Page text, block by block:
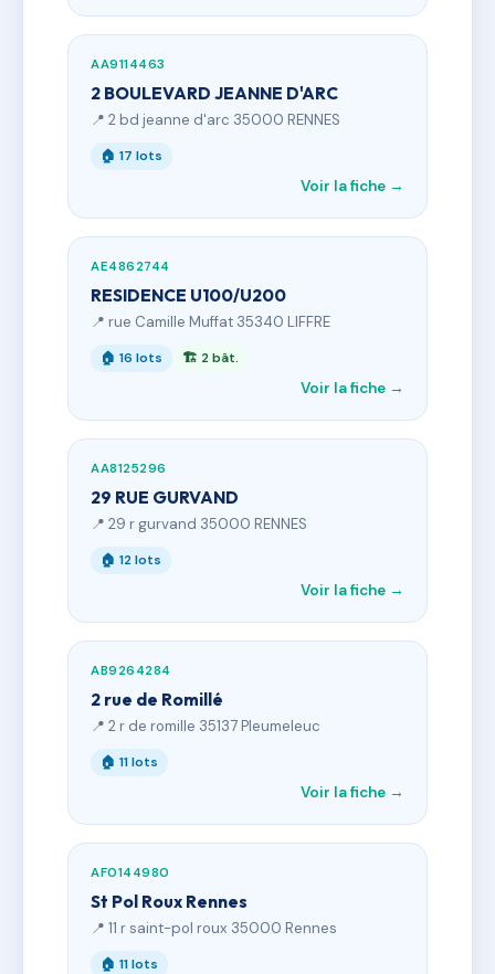
AA9114463
2 BOULEVARD JEANNE D'ARC
📍 2 bd jeanne d'arc 35000 RENNES
🏠 17 lots
Voir la fiche →
AE4862744
RESIDENCE U100/U200
📍 rue Camille Muffat 35340 LIFFRE
🏠 16 lots 🏗 2 bât.
Voir la fiche →
AA8125296
29 RUE GURVAND
📍 29 r gurvand 35000 RENNES
🏠 12 lots
Voir la fiche →
AB9264284
2 rue de Romillé
📍 2 r de romille 35137 Pleumeleuc
🏠 11 lots
Voir la fiche →
AF0144980
St Pol Roux Rennes
📍 11 r saint-pol roux 35000 Rennes
🏠 11 lots